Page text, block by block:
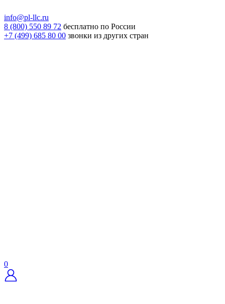
info@pl-llc.ru
8 (800) 550 89 72 бесплатно по России
+7 (499) 685 80 00 звонки из других стран
0